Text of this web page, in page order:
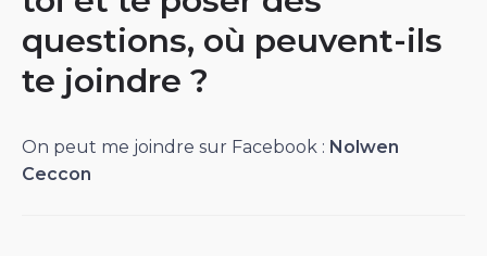
questions, où peuvent-ils
te joindre ?
On peut me joindre sur Facebook : Nolwen
Ceccon